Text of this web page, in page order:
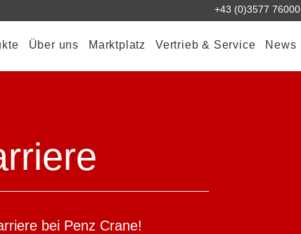
+43 (0)3577 76000
Über uns Marktplatz Vertrieb & Service News
bei Penz Crane!